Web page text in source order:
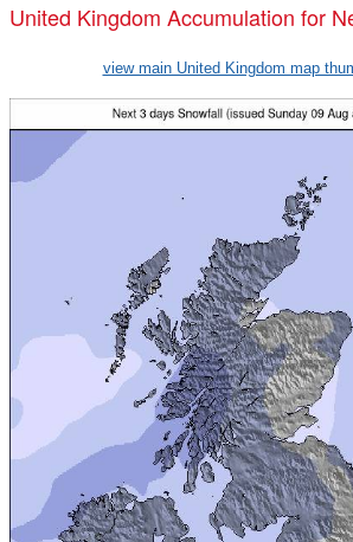
United Kingdom Accumulation for
view main United Kingdom map